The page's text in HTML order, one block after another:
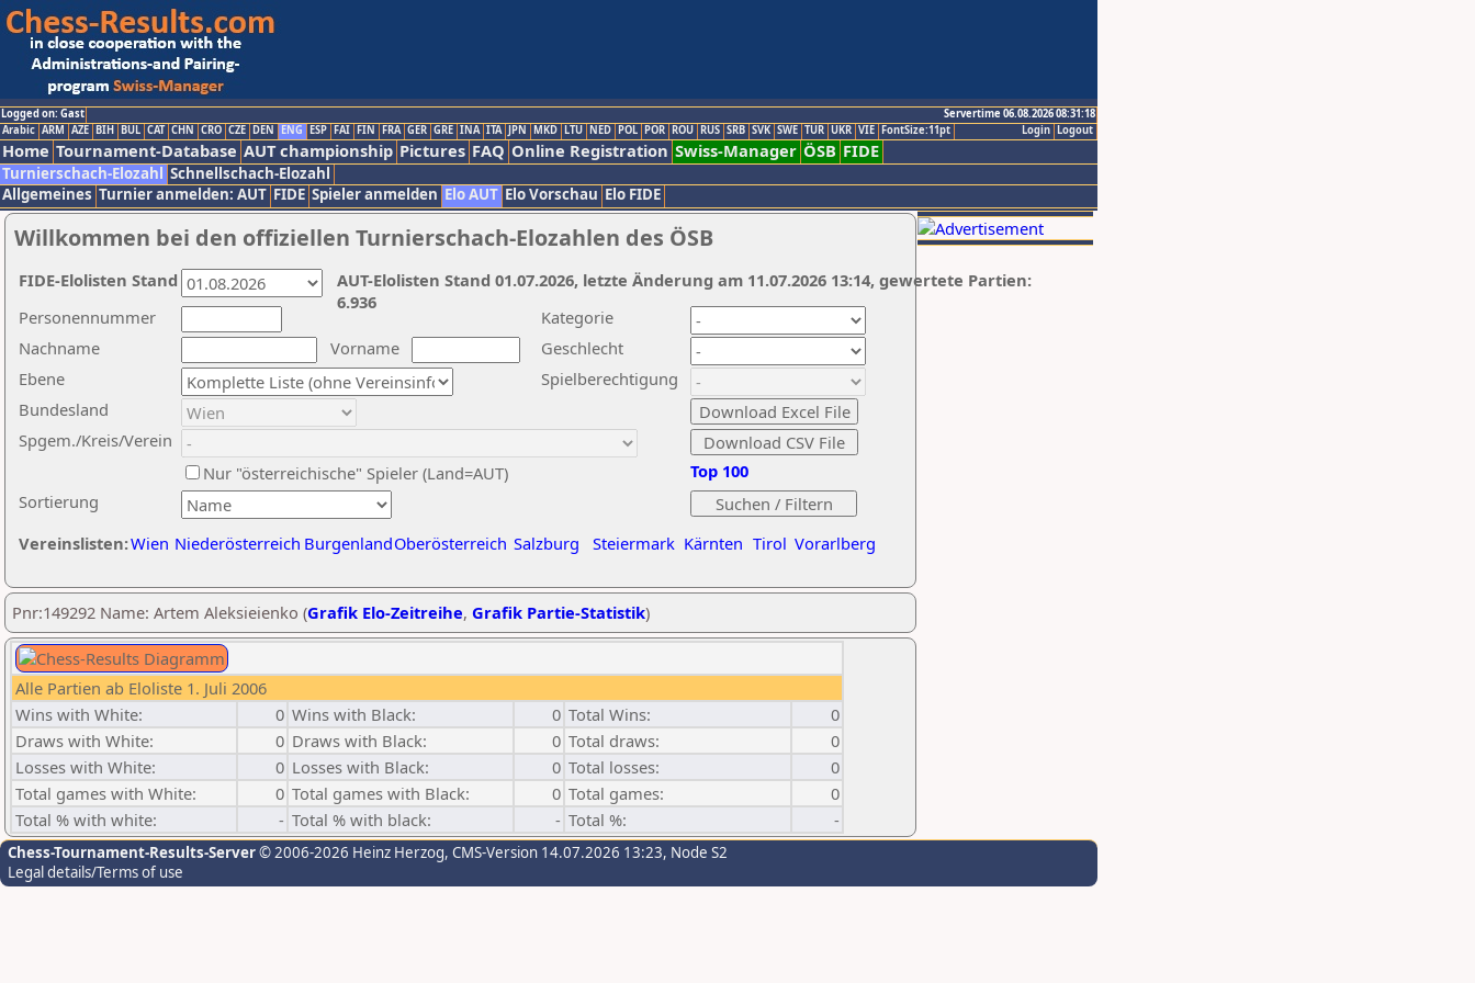
Logged on: Gast
Servertime 06.08.2026 08:31:18
Logout
Login
Arabic ARM AZE BIH BUL CAT CHN CRO CZE DEN ENG ESP FAI FIN FRA GER GRE INA ITA JPN MKD LTU NED POL POR ROU RUS SRB SVK SWE TUR UKR VIE FontSize:11pt
Home Tournament-Database AUT championship Pictures FAQ Online Registration Swiss-Manager ÖSB FIDE
Turnierschach-Elozahl Schnellschach-Elozahl
Allgemeines Turnier anmelden: AUT FIDE Spieler anmelden Elo AUT Elo Vorschau Elo FIDE
Willkommen bei den offiziellen Turnierschach-Elozahlen des ÖSB
Nachname
Vorname
Ebene
Kategorie
Sortierung
Personennummer
Bundesland
Spgem./Kreis/Verein
Geschlecht
Nur "österreichische" Spieler (Land=AUT)
Spielberechtigung
Vereinslisten:Wien Niederösterreich BurgenlandOberösterreich Salzburg Steiermark Kärnten Tirol Vorarlberg
Top 100
AUT-Elolisten Stand 01.07.2026, letzte Änderung am 11.07.2026 13:14, gewertete Partien:
6.936
FIDE-Elolisten Stand
Pnr:149292 Name: Artem Aleksieienko (Grafik Elo-Zeitreihe, Grafik Partie-Statistik)
Alle Partien ab Eloliste 1. Juli 2006
Wins with White:
0 Wins with Black: 0 Total Wins:
0
Draws with White:
0 Draws with Black: 0 Total draws:
0
Losses with White:
0 Losses with Black: 0 Total losses:
0
Total games with White:
0 Total games with Black: 0 Total games:
0
Total % with white:
- Total % with black: - Total %: -
Chess-Tournament-Results-Server© 2006-2026 Heinz Herzog, CMS-Version 14.07.2026 13:23, Node S2
Legal details/Terms of use